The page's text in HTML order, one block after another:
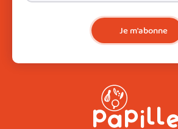
Je m'abonne